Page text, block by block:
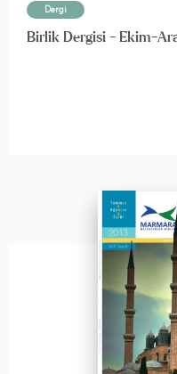
Dergi
Birlik Dergisi - Ekim-